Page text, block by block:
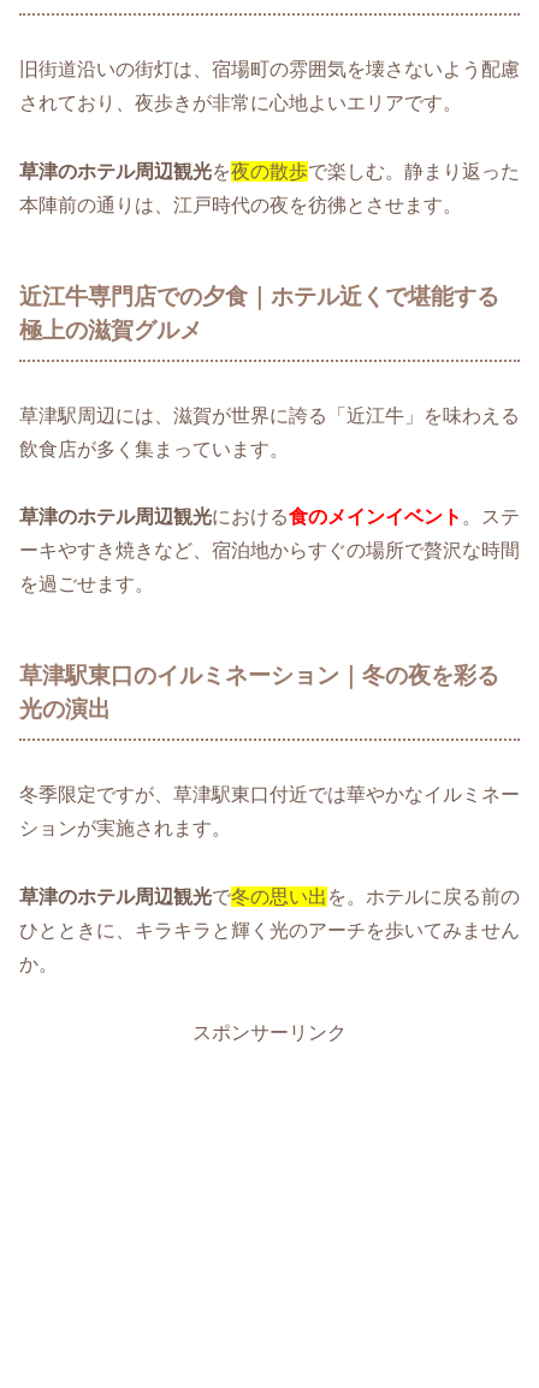
旧街道沿いの街灯は、宿場町の雰囲気を壊さないよう配慮
されており、夜歩きが非常に心地よいエリアです。
草津のホテル周辺観光を夜の散歩で楽しむ。静まり返った
本陣前の通りは、江戸時代の夜を彷彿とさせます。
近江牛専門店での夕食｜ホテル近くで堪能する
極上の滋賀グルメ
草津駅周辺には、滋賀が世界に誇る「近江牛」を味わえる
飲食店が多く集まっています。
草津のホテル周辺観光における食のメインイベント 。ステ
ーキやすき焼きなど、宿泊地からすぐの場所で贅沢な時間
を過ごせます。
草津駅東口のイルミネーション｜冬の夜を彩る
光の演出
冬季限定ですが、草津駅東口付近では華やかなイルミネー
ションが実施されます。
草津のホテル周辺観光で冬の思い出 を。ホテルに戻る前の
ひとときに、キラキラと輝く光のアーチを歩いてみません
か。
スポンサーリンク